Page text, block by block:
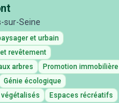
sur-Seine
et urbain
revêtement
arbres
Promotion immobilière
Génie écologique
Espaces récréatifs